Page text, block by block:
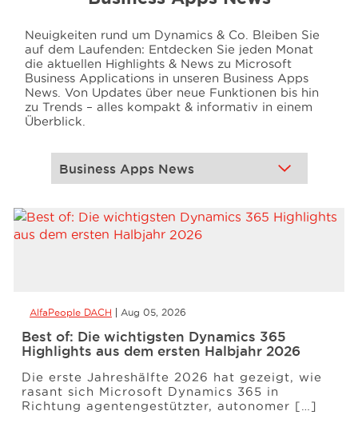
Neuigkeiten rund um Dynamics & Co. Bleiben Sie
auf dem Laufenden: Entdecken Sie jeden Monat
die aktuellen Highlights & News zu Microsoft
Business Applications in unseren Business Apps
News. Von Updates über neue Funktionen bis hin
zu Trends – alles kompakt & informativ in einem
Überblick.
AlfaPeople DACH Aug 05, 2026
Best of: Die wichtigsten Dynamics 365
Highlights aus dem ersten Halbjahr 2026
Die erste Jahreshälfte 2026 hat gezeigt, wie
rasant sich Microsoft Dynamics 365 in
Richtung agentengestützter, autonomer […]
Events
Ressourcen
Karriere